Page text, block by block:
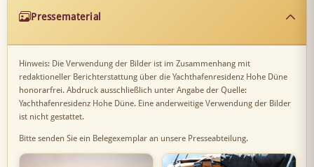
Pressematerial
Hinweis: Die Verwendung der Bilder ist im Zusammenhang mit
redaktioneller Berichterstattung über die Yachthafenresidenz Hohe Düne
honorarfrei. Abdruck ausschließlich unter Angabe der Quelle:
Yachthafenresidenz Hohe Düne. Eine anderweitige Verwendung der Bilder
ist nicht gestattet.
Bitte senden Sie ein Belegexemplar an unsere Presseabteilung.